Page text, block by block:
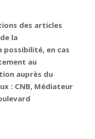
des articles
la
possibilité, en cas
au
auprès du
: CNB, Médiateur